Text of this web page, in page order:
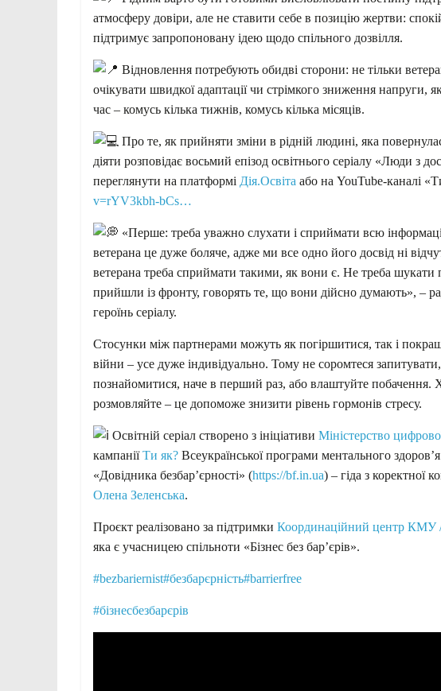
атмосферу довіри, але не ставити себе в позицію жертви:
підтримує запропоновану ідею щодо спільного дозвілля.
Відновлення потребують обидві сторони: не тільки
очікувати швидкої адаптації чи стрімкого зниження
час – комусь кілька тижнів, комусь кілька місяців.
Про те, як прийняти зміни в рідній людині, яка
діяти розповідає восьмий епізод освітнього серіалу «Люди з
переглянути на платформі Дія.Освіта або на YouTube-каналі
v=rYV3kbh-bCs…
«Перше: треба уважно слухати і сприймати всю
ветерана це дуже боляче, адже ми все одно його досвід ні
ветерана треба сприймати такими, як вони є. Не треба шукати
прийшли із фронту, говорять те, що вони дійсно думають», –
героїнь серіалу.
Стосунки між партнерами можуть як погіршитися, так і
війни – усе дуже індивідуально. Тому не соромтеся
познайомитися, наче в перший раз, або влаштуйте побачення.
розмовляйте – це допоможе знизити рівень гормонів стресу.
Освітній серіал створено з ініціативи Міністерство
кампаніїТи як? Всеукраїнської програми ментального
«Довідника безбар’єрності» (https://bf.in.ua) – гіда з коректної
Олена Зеленська.
Проєкт реалізовано за підтримки Координаційний центр КМУ
яка є учасницею спільноти «Бізнес без бар’єрів».
#bezbariernist#безбарєрність#barrierfree
#бізнесбезбарєрів